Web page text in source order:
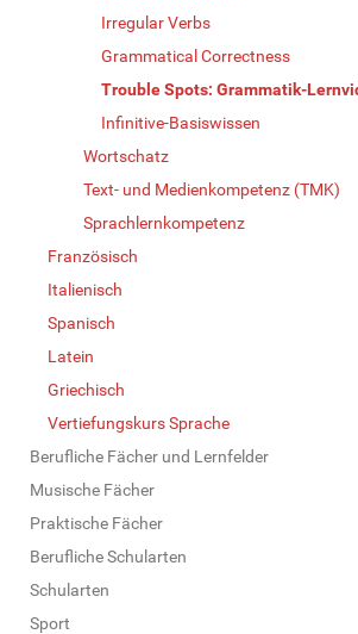
Irregular Verbs
Grammatical Correctness
Trouble Spots: Grammatik-
Infinitive-Basiswissen
Wortschatz
Text- und Medienkompetenz (TMK)
Sprachlernkompetenz
Französisch
Italienisch
Spanisch
Latein
Griechisch
Vertiefungskurs Sprache
Berufliche Fächer und Lernfelder
Musische Fächer
Praktische Fächer
Berufliche Schularten
Schularten
Sport